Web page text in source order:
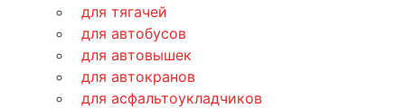
для тягачей
для автобусов
для автовышек
для автокранов
для асфальтоукладчиков